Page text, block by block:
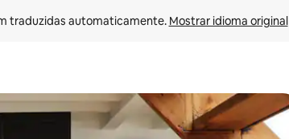
traduzidas automaticamente. Mostrar idioma original